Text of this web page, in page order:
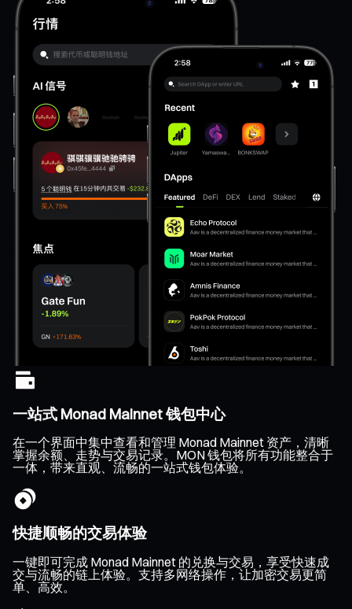
一站式 Monad Mainnet 钱包中心
在一个界面中集中查看和管理 Monad Mainnet 资产，清晰
掌握余额、走势与交易记录。MON 钱包将所有功能整合于
一体，带来直观、流畅的一站式钱包体验。
快捷顺畅的交易体验
一键即可完成 Monad Mainnet 的兑换与交易，享受快速成
交与流畅的链上体验。支持多网络操作，让加密交易更简
单、高效。